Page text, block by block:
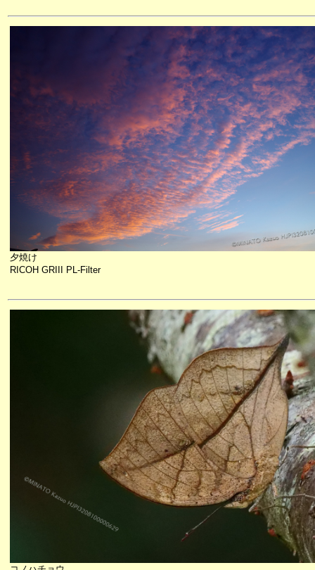
夕焼け
RICOH GRIII PL-Filter